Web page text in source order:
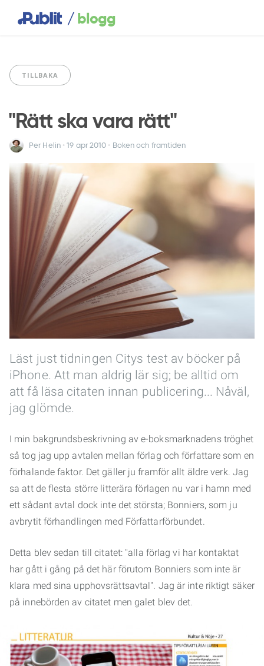
/blogg
TILLBAKA
"Rätt ska vara rätt"
Per Helin • 19 apr2010 • Boken och framtiden
Läst just tidningen Citys test av böcker på
iPhone. Att man aldrig lär sig; be alltid om
att få läsa citaten innan publicering... Nåväl,
jag glömde.
I min bakgrundsbeskrivning av e-boksmarknadens tröghet
så tog jag upp avtalen mellan förlag och författare som en
förhalande faktor. Det gäller ju framför allt äldre verk. Jag
sa att de flesta större litterära förlagen nu var i hamn med
ett sådant avtal dock inte det största; Bonniers, som ju
avbrytit förhandlingen med Författarförbundet.
Detta blev sedan till citatet: "alla förlag vi har kontaktat
har gått i gång på det här förutom Bonniers som inte är
klara med sina upphovsrättsavtal". Jag är inte riktigt säker
på innebörden av citatet men galet blev det.